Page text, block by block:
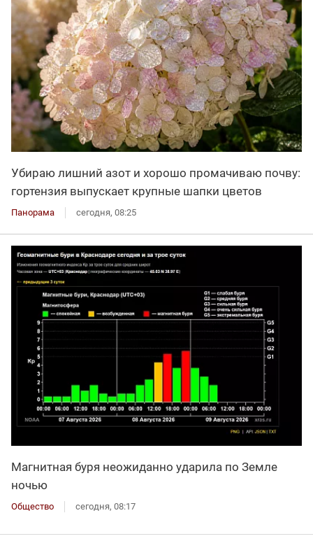
Убираю лишний азот и хорошо промачиваю почву:
гортензия выпускает крупные шапки цветов
Панорама сегодня, 08:25
Магнитная буря неожиданно ударила по Земле
ночью
Общество сегодня, 08:17